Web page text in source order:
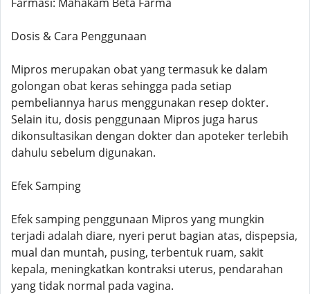
Dosis & Cara Penggunaan
Mipros merupakan obat yang termasuk ke dalam
golongan obat keras sehingga pada setiap
pembeliannya harus menggunakan resep dokter.
Selain itu, dosis penggunaan Mipros juga harus
dikonsultasikan dengan dokter dan apoteker terlebih
dahulu sebelum digunakan.
Efek Samping
Efek samping penggunaan Mipros yang mungkin
terjadi adalah diare, nyeri perut bagian atas, dispepsia,
mual dan muntah, pusing, terbentuk ruam, sakit
kepala, meningkatkan kontraksi uterus, pendarahan
yang tidak normal pada vagina.